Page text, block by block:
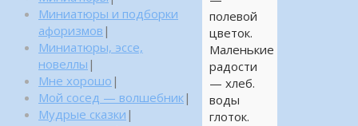
полевой
цветок.
Маленькие
радости
— хлеб.
воды
глоток.
Миниатюры и подборки
афоризмов |
Миниатюры, эссе,
новеллы |
Мне хорошо |
Мой сосед — волшебник|
Мудрые сказки |